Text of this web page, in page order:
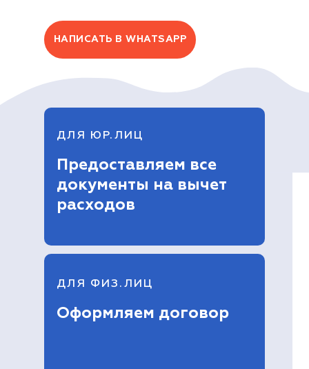
НАПИСАТЬ В WHATSAPP
ДЛЯ ФИЗ.ЛИЦ
ДЛЯ ЮР.ЛИЦ
Оформляем договор
Предоставляем все
документы на вычет
расходов